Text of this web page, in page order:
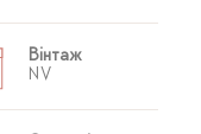
Вінтаж
NV